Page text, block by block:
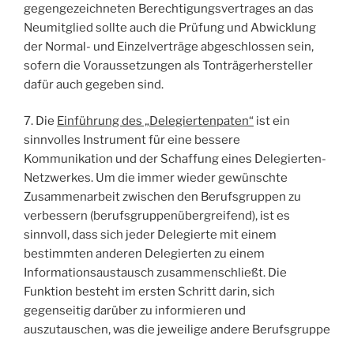
gegengezeichneten Berechtigungsvertrages an das
Neumitglied sollte auch die Prüfung und Abwicklung
der Normal- und Einzelverträge abgeschlossen sein,
sofern die Voraussetzungen als Tonträgerhersteller
dafür auch gegeben sind.
7. Die Einführung des „Delegiertenpaten“ ist ein
sinnvolles Instrument für eine bessere
Kommunikation und der Schaffung eines Delegierten-
Netzwerkes. Um die immer wieder gewünschte
Zusammenarbeit zwischen den Berufsgruppen zu
verbessern (berufsgruppenübergreifend), ist es
sinnvoll, dass sich jeder Delegierte mit einem
bestimmten anderen Delegierten zu einem
Informationsaustausch zusammenschließt. Die
Funktion besteht im ersten Schritt darin, sich
gegenseitig darüber zu informieren und
auszutauschen, was die jeweilige andere Berufsgruppe